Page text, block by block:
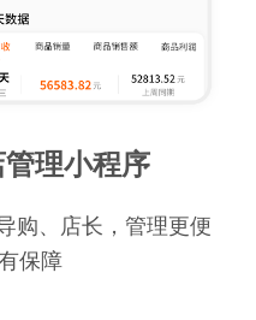
理小程序
购、店长，管理更便
保障